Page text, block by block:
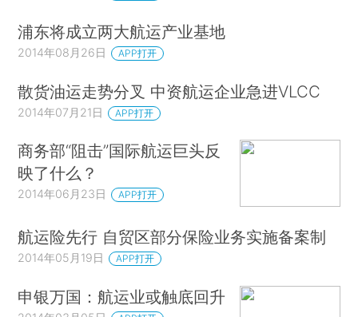
浦东将成立两大航运产业基地
2014年08月26日 APP打开
散货油运走势分叉 中资航运企业急进VLCC
2014年07月21日 APP打开
商务部“阻击”国际航运巨头反
映了什么？
2014年06月23日 APP打开
航运险先行 自贸区部分保险业务实施备案制
2014年05月19日 APP打开
申银万国：航运业或触底回升